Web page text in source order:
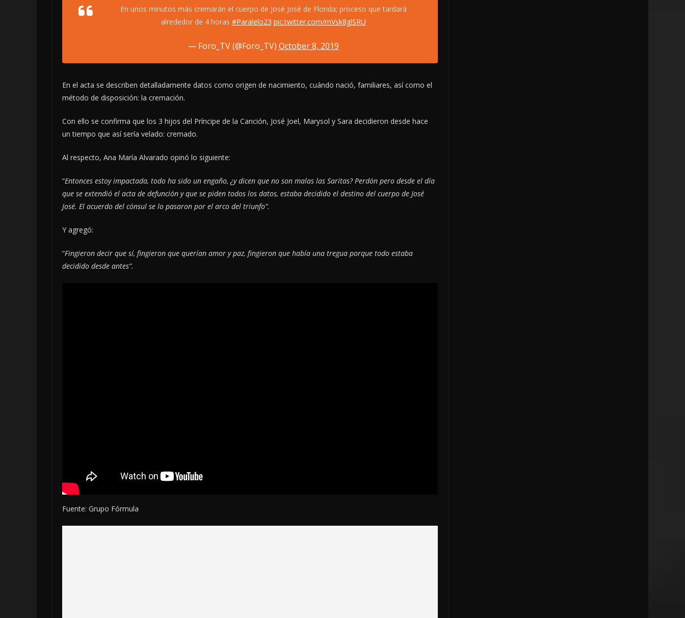
En unos minutos más cremarán el cuerpo de José José de Florida; proceso que tardará
alrededor de 4 horas #Paralelo23 pic.twitter.com/mVsk8glSRU
— Foro_TV (@Foro_TV) October 8, 2019
En el acta se describen detalladamente datos como origen de nacimiento, cuándo nació, familiares, así como el
método de disposición: la cremación.
Con ello se confirma que los 3 hijos del Príncipe de la Canción, José Joel, Marysol y Sara decidieron desde hace
un tiempo que así sería velado: cremado.
Al respecto, Ana María Alvarado opinó lo siguiente:
“Entonces estoy impactada, todo ha sido un engaño, ¿y dicen que no son malas las Saritas? Perdón pero desde el día
que se extendió el acta de defunción y que se piden todos los datos, estaba decidido el destino del cuerpo de José
José. El acuerdo del cónsul se lo pasaron por el arco del triunfo”.
Y agregó:
“Fingieron decir que sí, fingieron que querían amor y paz, fingieron que había una tregua porque todo estaba
decidido desde antes”.
Fuente: Grupo Fórmula